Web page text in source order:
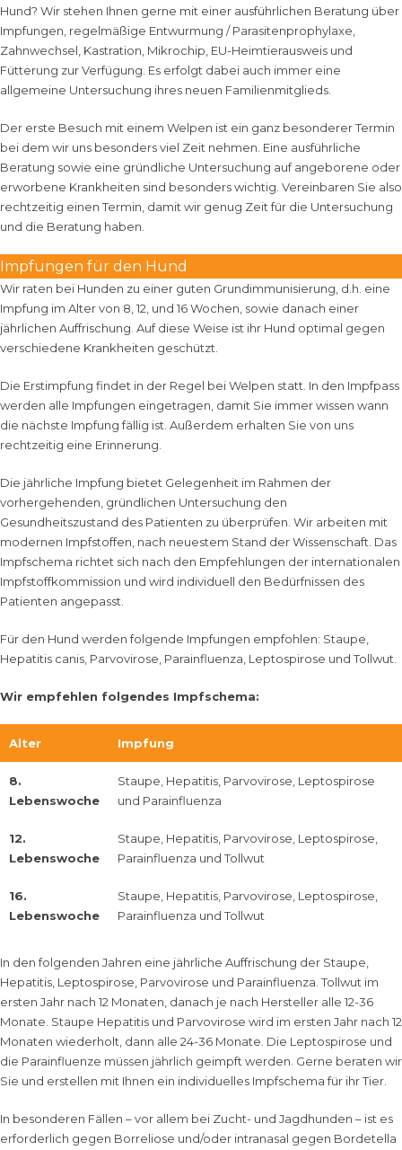
Hund? Wir stehen Ihnen gerne mit einer ausführlichen Beratung über
Impfungen, regelmäßige Entwurmung / Parasitenprophylaxe,
Zahnwechsel, Kastration, Mikrochip, EU-Heimtierausweis und
Fütterung zur Verfügung. Es erfolgt dabei auch immer eine
allgemeine Untersuchung ihres neuen Familienmitglieds.
Der erste Besuch mit einem Welpen ist ein ganz besonderer Termin
bei dem wir uns besonders viel Zeit nehmen. Eine ausführliche
Beratung sowie eine gründliche Untersuchung auf angeborene oder
erworbene Krankheiten sind besonders wichtig. Vereinbaren Sie also
rechtzeitig einen Termin, damit wir genug Zeit für die Untersuchung
und die Beratung haben.
Impfungen für den Hund
Wir raten bei Hunden zu einer guten Grundimmunisierung, d.h. eine
Impfung im Alter von 8, 12, und 16 Wochen, sowie danach einer
jährlichen Auffrischung. Auf diese Weise ist ihr Hund optimal gegen
verschiedene Krankheiten geschützt.
Die Erstimpfung findet in der Regel bei Welpen statt. In den Impfpass
werden alle Impfungen eingetragen, damit Sie immer wissen wann
die nächste Impfung fällig ist. Außerdem erhalten Sie von uns
rechtzeitig eine Erinnerung.
Die jährliche Impfung bietet Gelegenheit im Rahmen der
vorhergehenden, gründlichen Untersuchung den
Gesundheitszustand des Patienten zu überprüfen. Wir arbeiten mit
modernen Impfstoffen, nach neuestem Stand der Wissenschaft. Das
Impfschema richtet sich nach den Empfehlungen der internationalen
Impfstoffkommission und wird individuell den Bedürfnissen des
Patienten angepasst.
Für den Hund werden folgende Impfungen empfohlen: Staupe,
Hepatitis canis, Parvovirose, Parainfluenza, Leptospirose und Tollwut.
Wir empfehlen folgendes Impfschema:
Alter Impfung
8.
Lebenswoche
Staupe, Hepatitis, Parvovirose, Leptospirose
und Parainfluenza
12.
Lebenswoche
Staupe, Hepatitis, Parvovirose, Leptospirose,
Parainfluenza und Tollwut
16.
Lebenswoche
Staupe, Hepatitis, Parvovirose, Leptospirose,
Parainfluenza und Tollwut
In den folgenden Jahren eine jährliche Auffrischung der Staupe,
Hepatitis, Leptospirose, Parvovirose und Parainfluenza. Tollwut im
ersten Jahr nach 12 Monaten, danach je nach Hersteller alle 12-36
Monate. Staupe Hepatitis und Parvovirose wird im ersten Jahr nach 12
Monaten wiederholt, dann alle 24-36 Monate. Die Leptospirose und
die Parainfluenze müssen jährlich geimpft werden. Gerne beraten wir
Sie und erstellen mit Ihnen ein individuelles Impfschema für ihr Tier.
In besonderen Fällen – vor allem bei Zucht- und Jagdhunden – ist es
erforderlich gegen Borreliose und/oder intranasal gegen Bordetella